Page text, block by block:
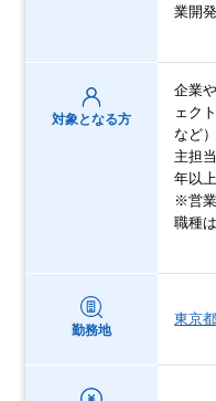
業開発
対象となる方
企業
ェク
など
主担
年以上
※営業
職種
勤務地
東京都